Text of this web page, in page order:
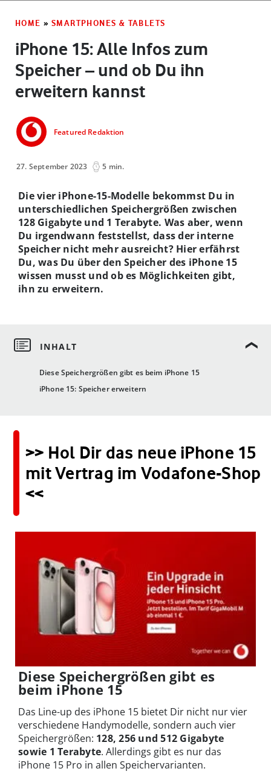
HOME » SMARTPHONES & TABLETS
iPhone 15: Alle Infos zum
Speicher – und ob Du ihn
erweitern kannst
Featured Redaktion
27. September 2023 5 min.
Diese Speichergrößen gibt es beim iPhone 15
iPhone 15: Speicher erweitern
Die vier iPhone-15-Modelle bekommst Du in
unterschiedlichen Speichergrößen zwischen
128 Gigabyte und 1 Terabyte. Was aber, wenn
Du irgendwann feststellst, dass der interne
Speicher nicht mehr ausreicht? Hier erfährst
Du, was Du über den Speicher des iPhone 15
wissen musst und ob es Möglichkeiten gibt,
ihn zu erweitern.
>> Hol Dir das neue iPhone 15
mit Vertrag im Vodafone-Shop
<<
Diese Speichergrößen gibt es
beim iPhone 15
Das Line-up des iPhone 15 bietet Dir nicht nur vier
verschiedene Handymodelle, sondern auch vier
Speichergrößen: 128, 256 und 512 Gigabyte
sowie 1 Terabyte. Allerdings gibt es nur das
iPhone 15 Pro in allen Speichervarianten.